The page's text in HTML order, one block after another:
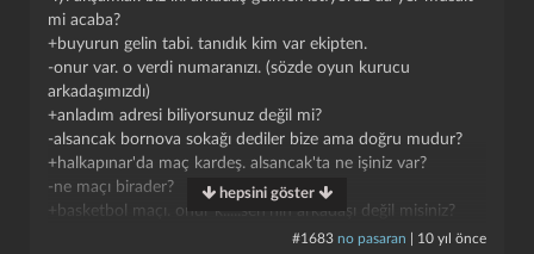
mi acaba?
+buyurun gelin tabi. tanıdık kim var ekipten.
-onur var. o verdi numaranızı. (sözde oyun kurucu
arkadaşımızdı)
+anladım adresi biliyorsunuz değil mi?
-alsancak bornova sokağı dediler bize ama doğru mudur?
+halkapınar'da maç kardeş. alsancak'ta ne işiniz var?
-ne maçı birader?
+basketbol maçı. onur k.....sen'nin arkadaşı değil misiniz?
-yoo hayır. biz masaja gelecektik kardeş. yanlış mı oldu?
hepsini göster
#1683 no pasaran 10 yıl önce